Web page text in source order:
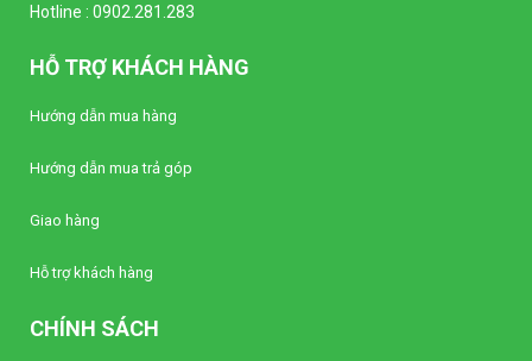
Bộ điều khiển nhiệt độ Autonics TC4Y-14R
Hotline : 0902.281.283
HỖ TRỢ KHÁCH HÀNG
Hướng dẫn mua hàng
Hướng dẫn mua trả góp
Giao hàng
Hỗ trợ khách hàng
CHÍNH SÁCH